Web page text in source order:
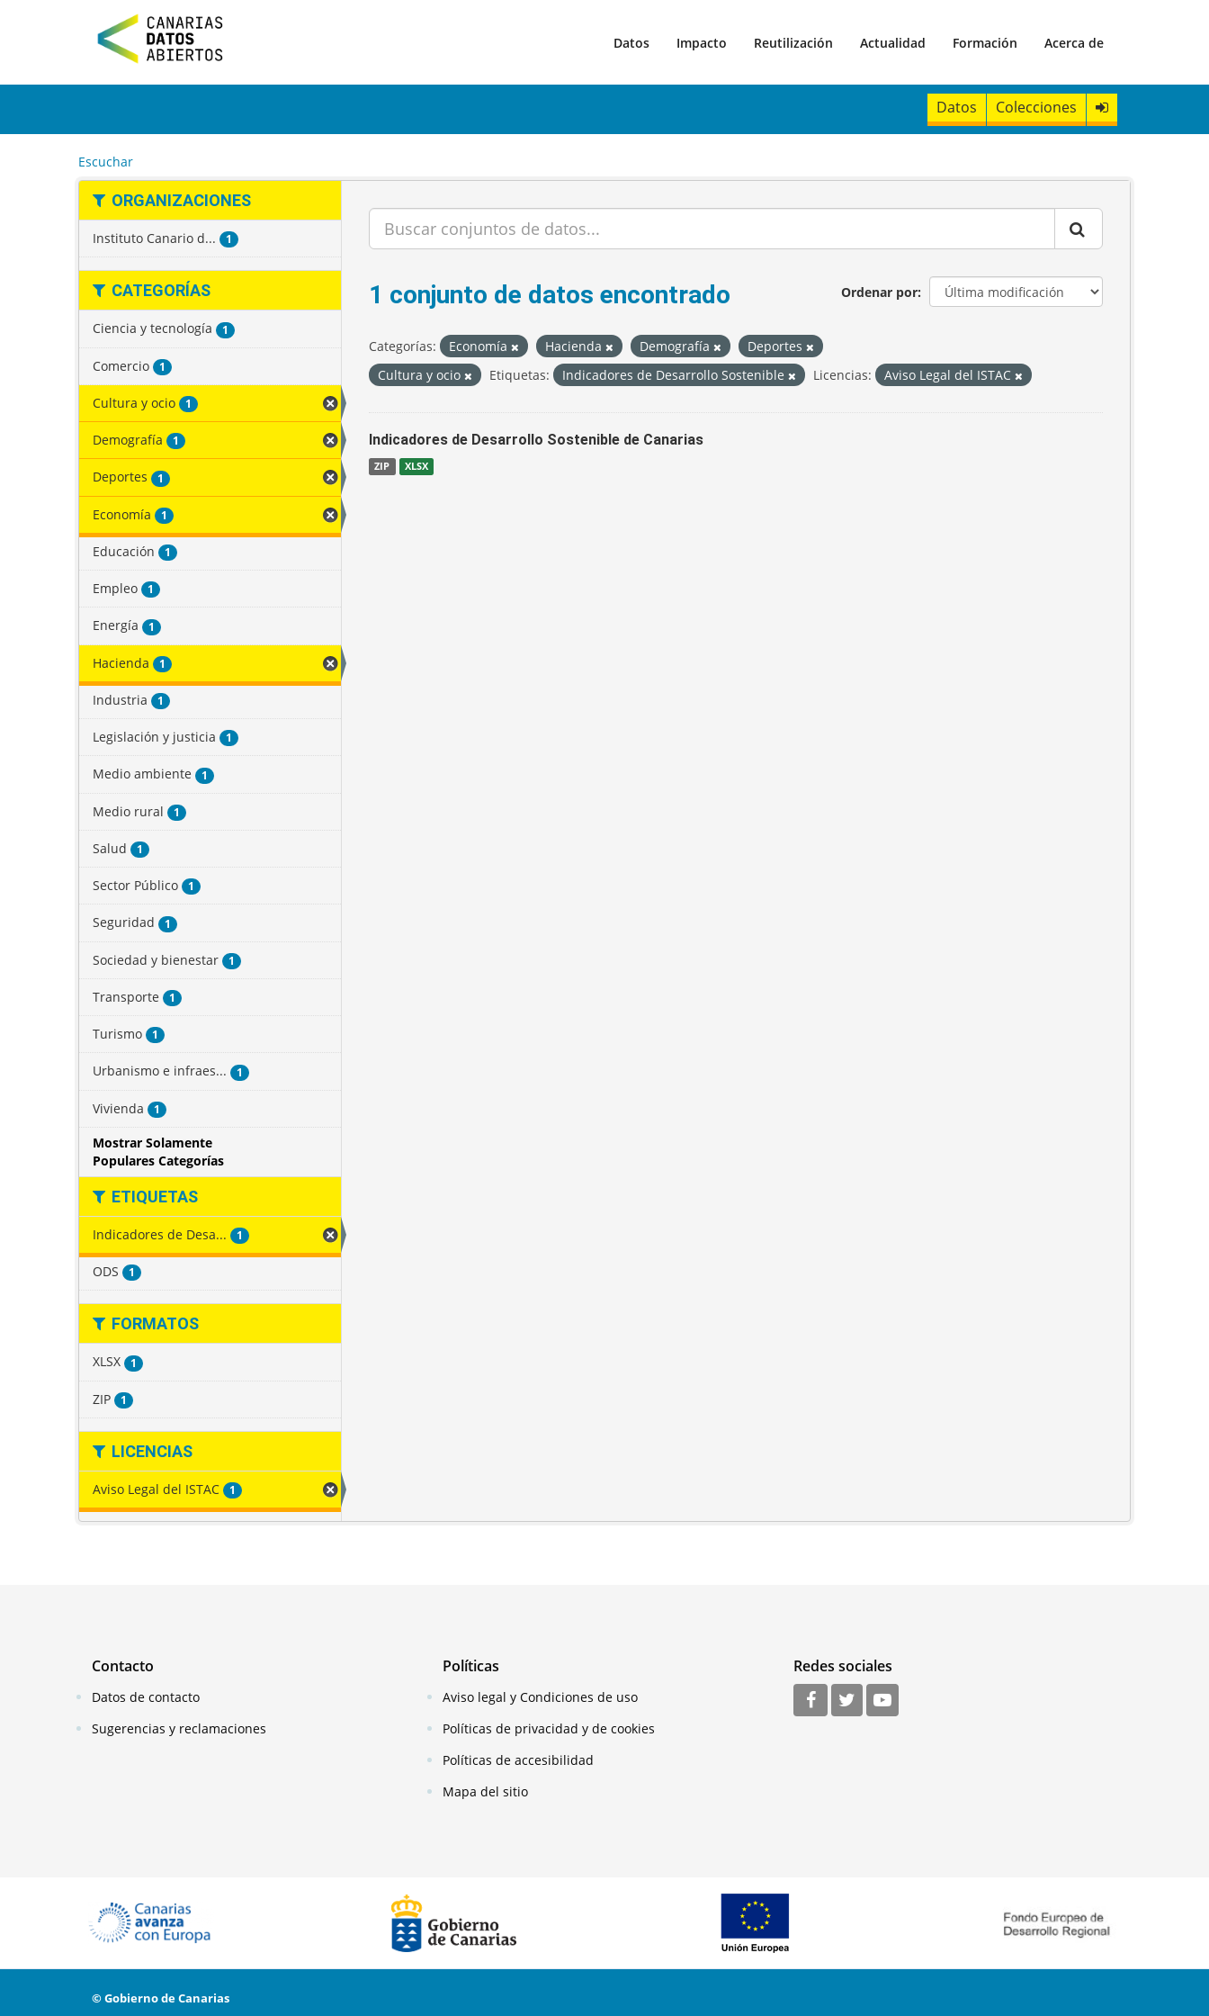
t
Datos Impacto Reutilización Actualidad Formación Acerca de
Datos Colecciones
Escuchar
ORGANIZACIONES
Instituto Canario d... 1
CATEGORÍAS
Ciencia y tecnología 1
Comercio 1
Cultura y ocio 1
Demografía 1
Deportes 1
Economía 1
Educación 1
Empleo 1
Energía 1
Hacienda 1
Industria 1
Legislación y justicia 1
Medio ambiente 1
Medio rural 1
Salud 1
Sector Público 1
Seguridad 1
Sociedad y bienestar 1
Transporte 1
Turismo 1
Urbanismo e infraes... 1
Vivienda 1
Mostrar Solamente
Populares Categorías
ETIQUETAS
Indicadores de Desa... 1
ODS 1
FORMATOS
XLSX 1
ZIP 1
LICENCIAS
Aviso Legal del ISTAC 1
Ordenar por
1 conjunto de datos encontrado
Categorías: Economía Hacienda Demografía
Deportes
Cultura y ocio
Etiquetas: Indicadores de Desarrollo Sostenible Licencias: Aviso Legal del ISTAC
Indicadores de Desarrollo Sostenible de Canarias
ZIP XLSX
Contacto
Datos de contacto
Sugerencias y reclamaciones
Políticas
Aviso legal y Condiciones de uso
Políticas de privacidad y de cookies
Políticas de accesibilidad
Mapa del sitio
Redes sociales
© Gobierno de Canarias